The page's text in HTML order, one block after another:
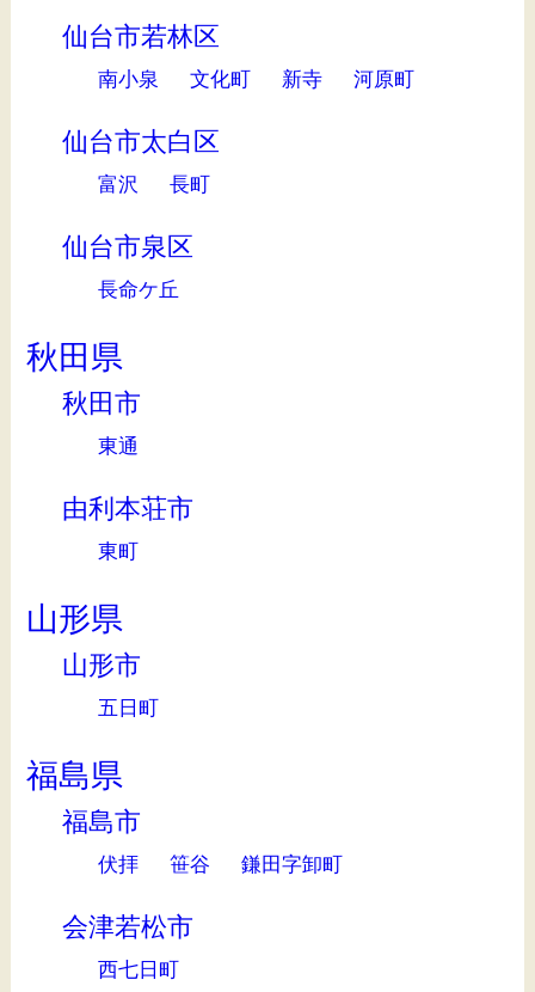
仙台市若林区
南小泉 文化町 新寺 河原町
仙台市太白区
富沢 長町
仙台市泉区
長命ケ丘
秋田県
秋田市
東通
由利本荘市
東町
山形県
山形市
五日町
福島県
福島市
伏拝 笹谷 鎌田字卸町
会津若松市
西七日町